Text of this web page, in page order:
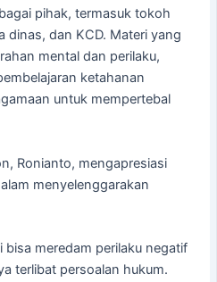
pihak, termasuk tokoh
dinas, dan KCD. Materi yang
mental dan perilaku,
ketahanan
untuk mempertebal
Ronianto, mengapresiasi
menyelenggarakan
bisa meredam perilaku negatif
terlibat persoalan hukum.